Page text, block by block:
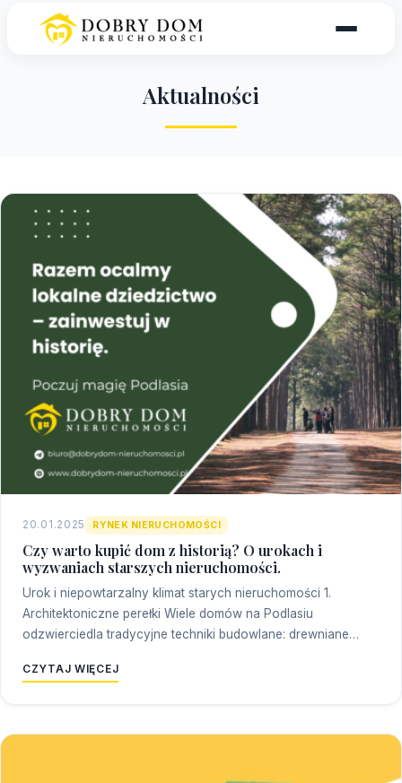
Aktualności
20.01.2025 RYNEK NIERUCHOMOŚCI
Czy warto kupić dom z historią? O urokach i
wyzwaniach starszych nieruchomości.
Urok i niepowtarzalny klimat starych nieruchomości 1.
Architektoniczne perełki Wiele domów na Podlasiu
odzwierciedla tradycyjne techniki budowlane: drewniane…
CZYTAJ WIĘCEJ